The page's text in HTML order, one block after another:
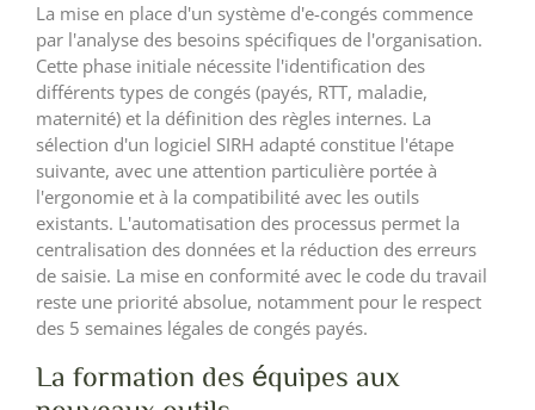
La mise en place d'un système d'e-congés commence
par l'analyse des besoins spécifiques de l'organisation.
Cette phase initiale nécessite l'identification des
différents types de congés (payés, RTT, maladie,
maternité) et la définition des règles internes. La
sélection d'un logiciel SIRH adapté constitue l'étape
suivante, avec une attention particulière portée à
l'ergonomie et à la compatibilité avec les outils
existants. L'automatisation des processus permet la
centralisation des données et la réduction des erreurs
de saisie. La mise en conformité avec le code du travail
reste une priorité absolue, notamment pour le respect
des 5 semaines légales de congés payés.
La formation des équipes aux